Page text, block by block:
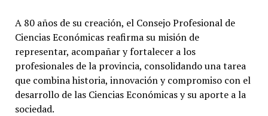
A 80 años de su creación, el Consejo Profesional de
Ciencias Económicas reafirma su misión de
representar, acompañar y fortalecer a los
profesionales de la provincia, consolidando una tarea
que combina historia, innovación y compromiso con el
desarrollo de las Ciencias Económicas y su aporte a la
sociedad.